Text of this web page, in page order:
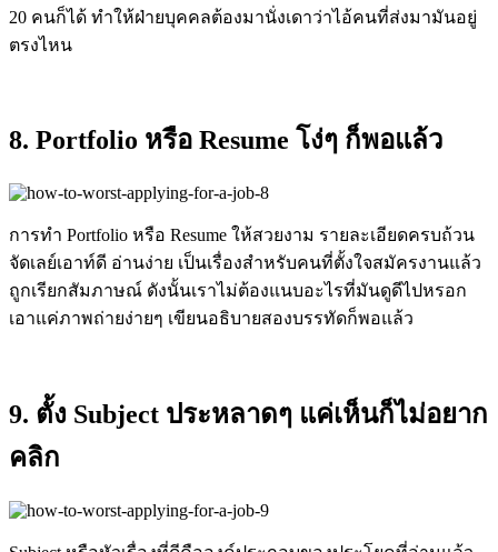
20 คนก็ได้ ทำให้ฝ่ายบุคคลต้องมานั่งเดาว่าไอ้คนที่ส่งมามันอยู่
ตรงไหน
8. Portfolio หรือ Resume โง่ๆ ก็พอแล้ว
การทำ Portfolio หรือ Resume ให้สวยงาม รายละเอียดครบถ้วน
จัดเลย์เอาท์ดี อ่านง่าย เป็นเรื่องสำหรับคนที่ตั้งใจสมัครงานแล้ว
ถูกเรียกสัมภาษณ์ ดังนั้นเราไม่ต้องแนบอะไรที่มันดูดีไปหรอก
เอาแค่ภาพถ่ายง่ายๆ เขียนอธิบายสองบรรทัดก็พอแล้ว
9. ตั้ง Subject ประหลาดๆ แค่เห็นก็ไม่อยาก
คลิก